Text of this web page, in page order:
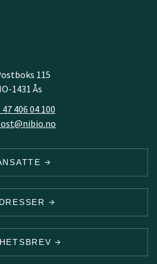
115
1431 Ås
47 406 04 100